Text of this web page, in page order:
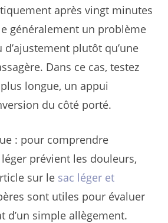
après vingt minutes
généralement un problème
plutôt qu’une
Dans ce cas, testez
longue, un appui
du côté porté.
: pour comprendre
prévient les douleurs,
sur le sac léger et
sont utiles pour évaluer
d’un simple allègement.